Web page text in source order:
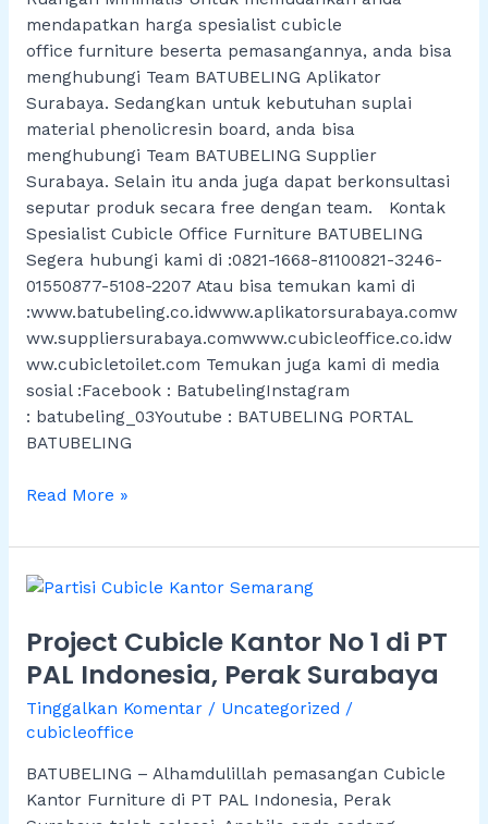
mendapatkan harga spesialist cubicle
office furniture beserta pemasangannya, anda bisa
menghubungi Team BATUBELING Aplikator
Surabaya. Sedangkan untuk kebutuhan suplai
material phenolicresin board, anda bisa
menghubungi Team BATUBELING Supplier
Surabaya. Selain itu anda juga dapat berkonsultasi
seputar produk secara free dengan team. Kontak
Spesialist Cubicle Office Furniture BATUBELING
Segera hubungi kami di :0821-1668-81100821-3246-
01550877-5108-2207 Atau bisa temukan kami di
:www.batubeling.co.idwww.aplikatorsurabaya.comw
ww.suppliersurabaya.comwww.cubicleoffice.co.idw
ww.cubicletoilet.com Temukan juga kami di media
sosial :Facebook : BatubelingInstagram
: batubeling_03Youtube : BATUBELING PORTAL
BATUBELING
Read More »
Project Cubicle Kantor No 1 di PT
PAL Indonesia, Perak Surabaya
Tinggalkan Komentar / Uncategorized /
cubicleoffice
BATUBELING – Alhamdulillah pemasangan Cubicle
Kantor Furniture di PT PAL Indonesia, Perak
Project
Kantor
No
1
di
PT
PAL
Indonesia,